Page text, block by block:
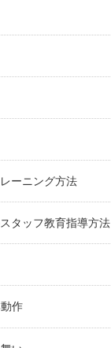
ーニング方法
タッフ教育指導方法
作